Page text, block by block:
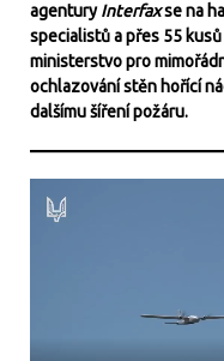
agenturyInterfaxse na
specialistů a přes 55
ministerstvo pro
ochlazování stěn hořící
dalšímu šíření požáru.